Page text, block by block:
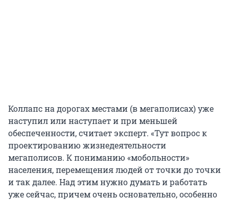
Коллапс на дорогах местами (в мегаполисах) уже
наступил или наступает и при меньшей
обеспеченности, считает эксперт. «Тут вопрос к
проектированию жизнедеятельности
мегаполисов. К пониманию «мобольности»
населения, перемещения людей от точки до точки
и так далее. Над этим нужно думать и работать
уже сейчас, причем очень основательно, особенно